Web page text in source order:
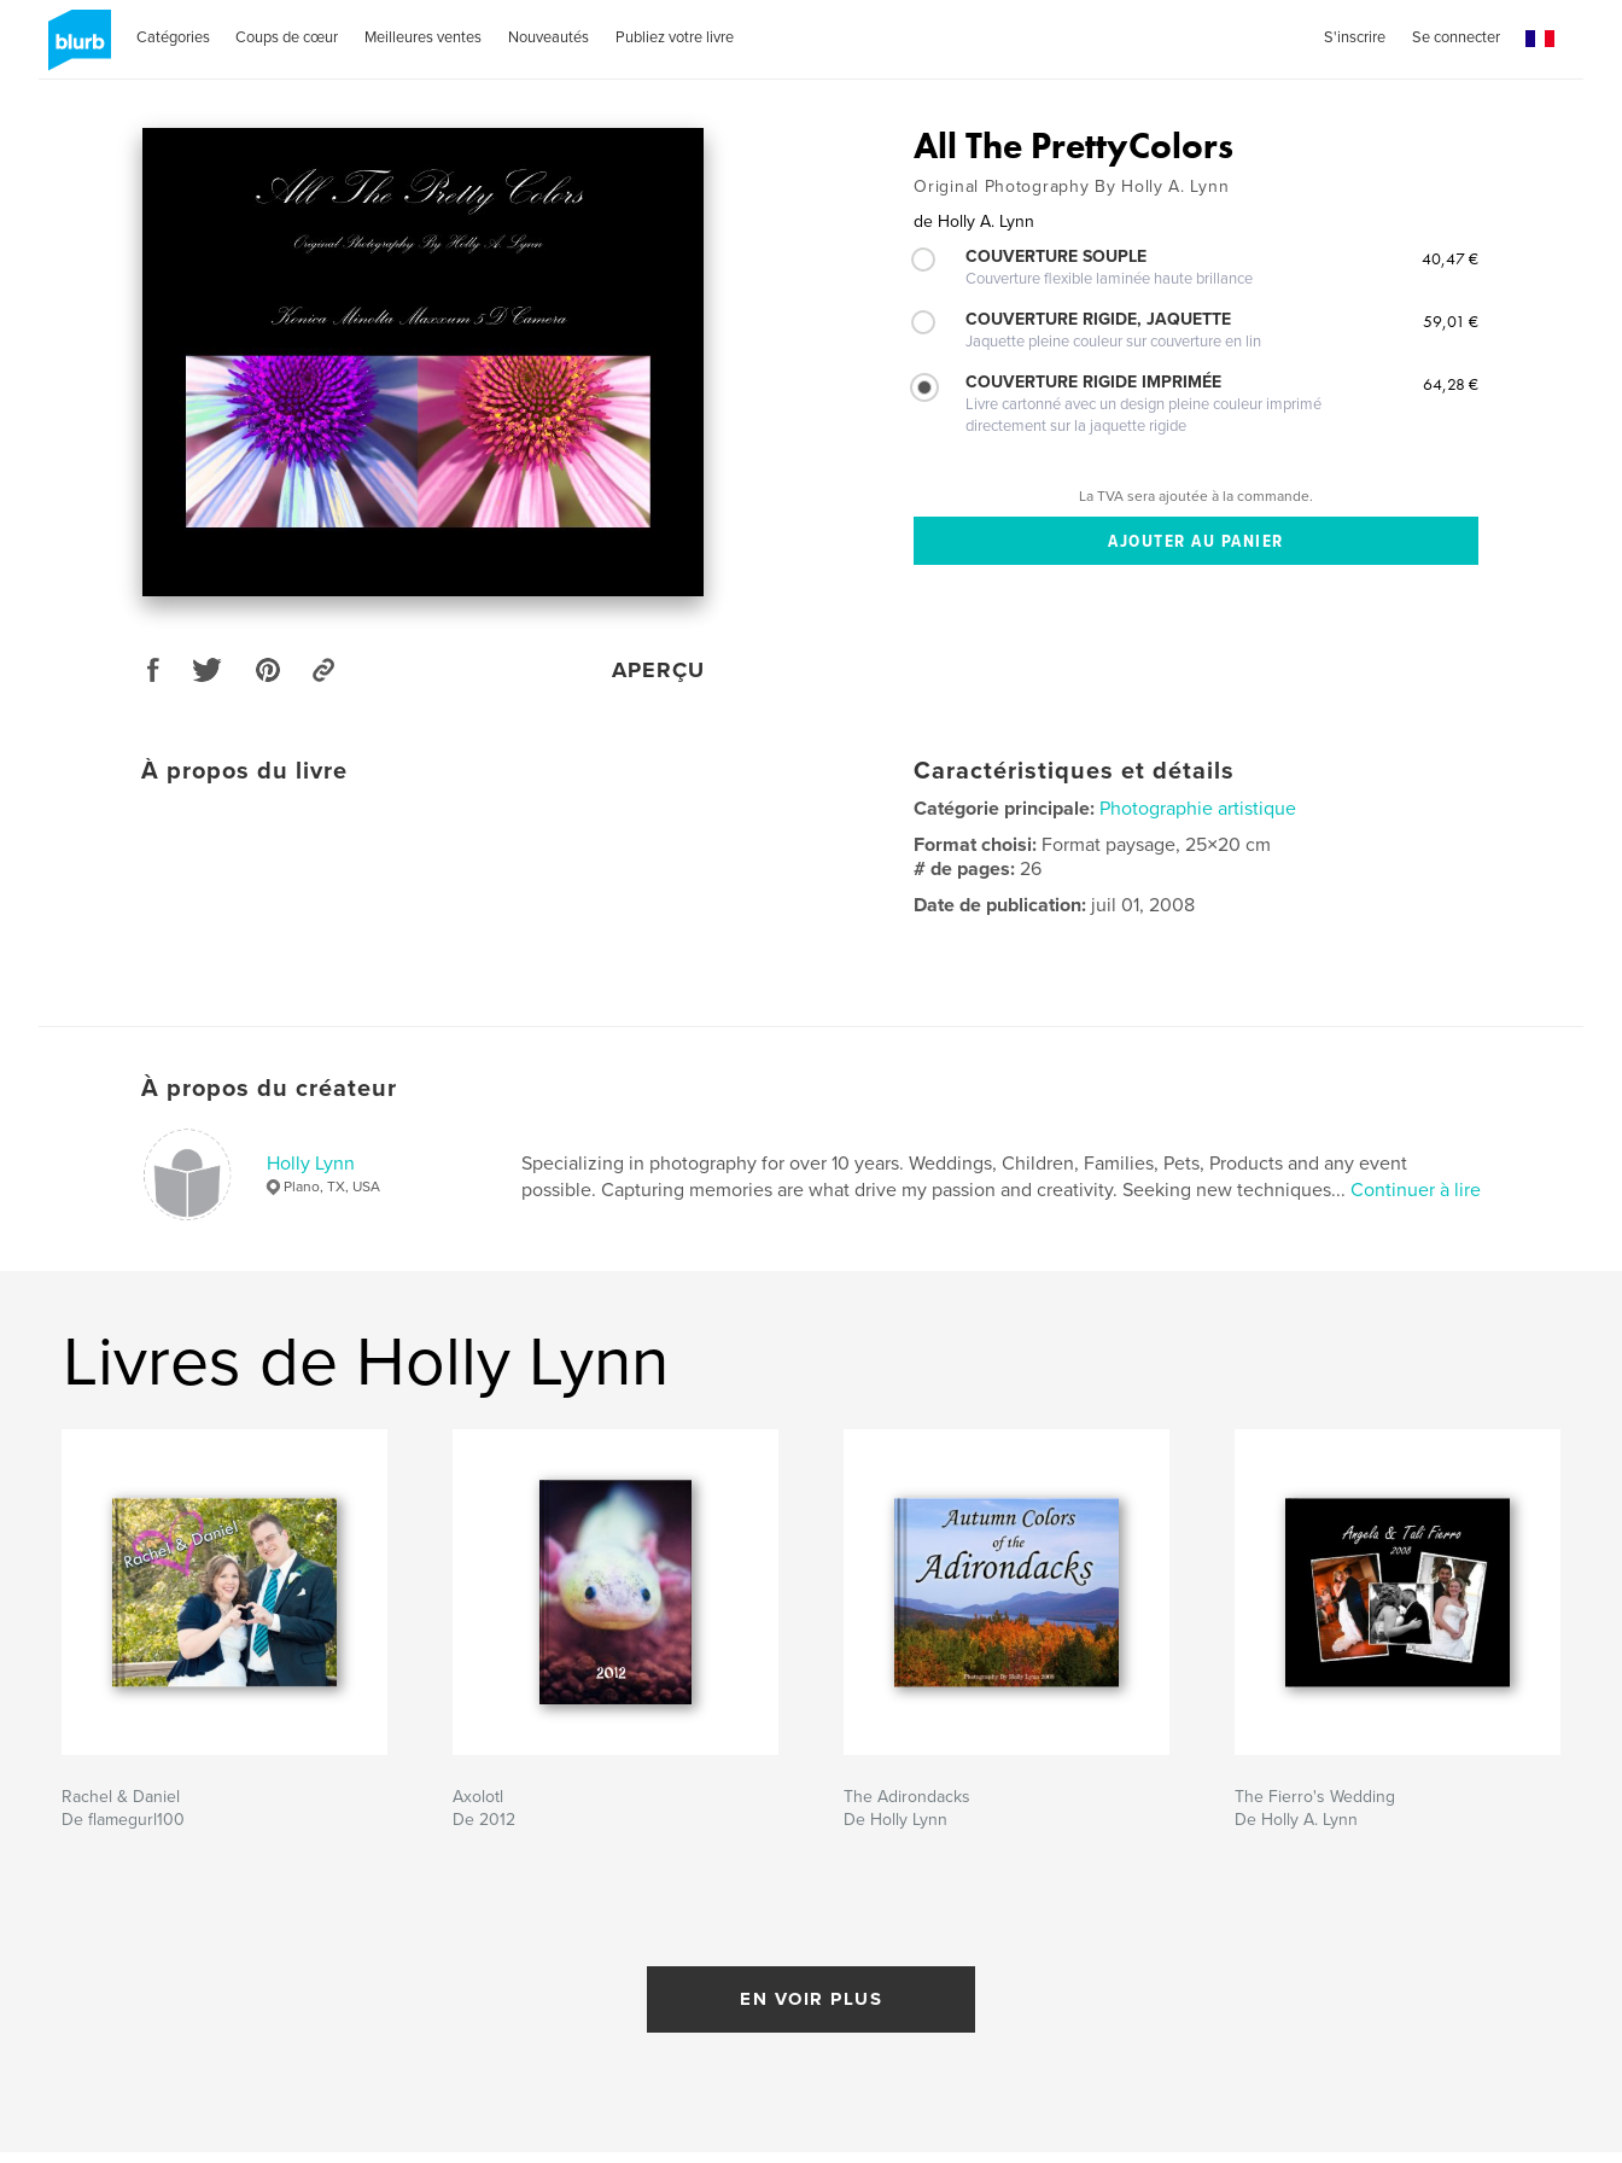
Catégories Coups de cœur Meilleures ventes Nouveautés Publiez votre livre S'inscrire Se connecter
APERÇU
All The PrettyColors
Original Photography By Holly A. Lynn
de Holly A. Lynn
COUVERTURE SOUPLE
Couverture flexible laminée haute brillance
40,47 €
COUVERTURE RIGIDE, JAQUETTE
Jaquette pleine couleur sur couverture en lin
59,01 €
COUVERTURE RIGIDE IMPRIMÉE
Livre cartonné avec un design pleine couleur imprimé
directement sur la jaquette rigide
64,28 €
La TVA sera ajoutée à la commande.
À propos du livre Caractéristiques et détails
Catégorie principale: Photographie artistique
Format choisi: Format paysage, 25×20 cm
# de pages:26
Date de publication: juil 01, 2008
À propos du créateur
Holly Lynn
Plano, TX, USA
Specializing in photography for over 10 years. Weddings, Children, Families, Pets, Products and any event
possible. Capturing memories are what drive my passion and creativity. Seeking new techniques... Continuer à lire
Livres de Holly Lynn
Rachel & Daniel
De flamegurl100
Axolotl
De 2012
The Adirondacks
De Holly Lynn
The Fierro's Wedding
De Holly A. Lynn
EN VOIR PLUS